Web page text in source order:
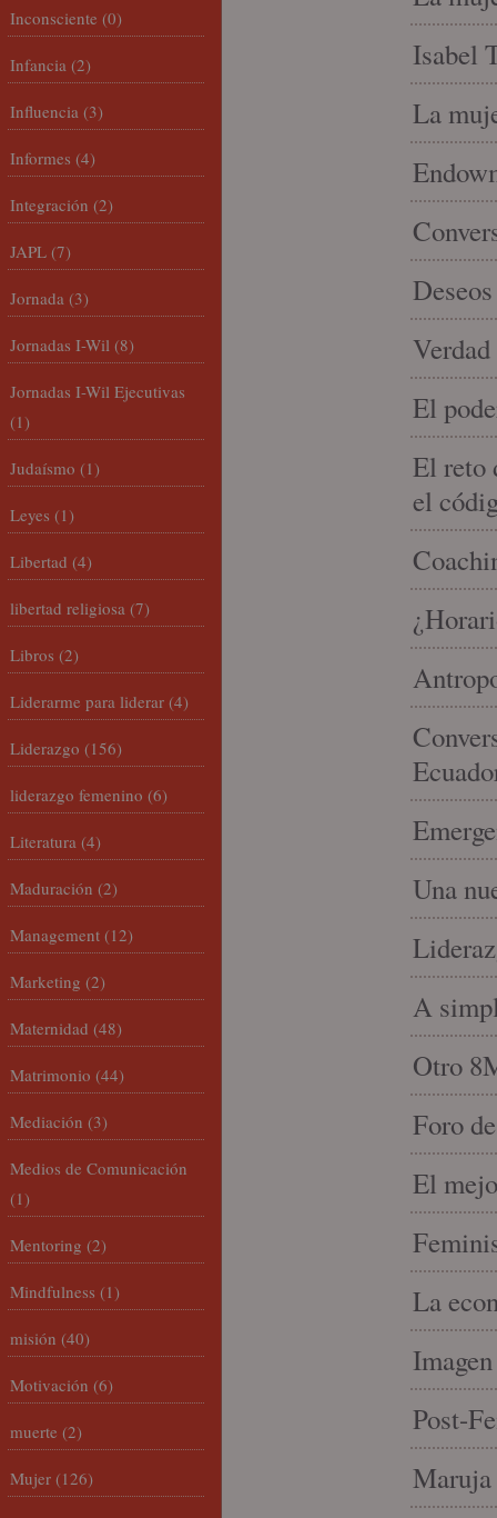
Isabel
La
El
El reto
el
Una
A
Otro
Foro
El
La
Post-
Maruja
Inconsciente (0)
Infancia (2)
Influencia (3)
Informes (4)
Integración (2)
JAPL (7)
Jornada (3)
Jornadas I-Wil (8)
Jornadas I-Wil Ejecutivas
(1)
Judaísmo (1)
Leyes (1)
Libertad (4)
libertad religiosa (7)
Libros (2)
Liderarme para liderar (4)
Liderazgo (156)
liderazgo femenino (6)
Literatura (4)
Maduración (2)
Management (12)
Marketing (2)
Maternidad (48)
Matrimonio (44)
Mediación (3)
Medios de Comunicación
(1)
Mentoring (2)
Mindfulness (1)
misión (40)
Motivación (6)
muerte (2)
Mujer (126)